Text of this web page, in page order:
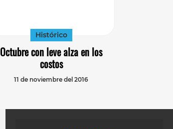
Histórico
Octubre con leve alza en los
costos
11 de noviembre del 2016